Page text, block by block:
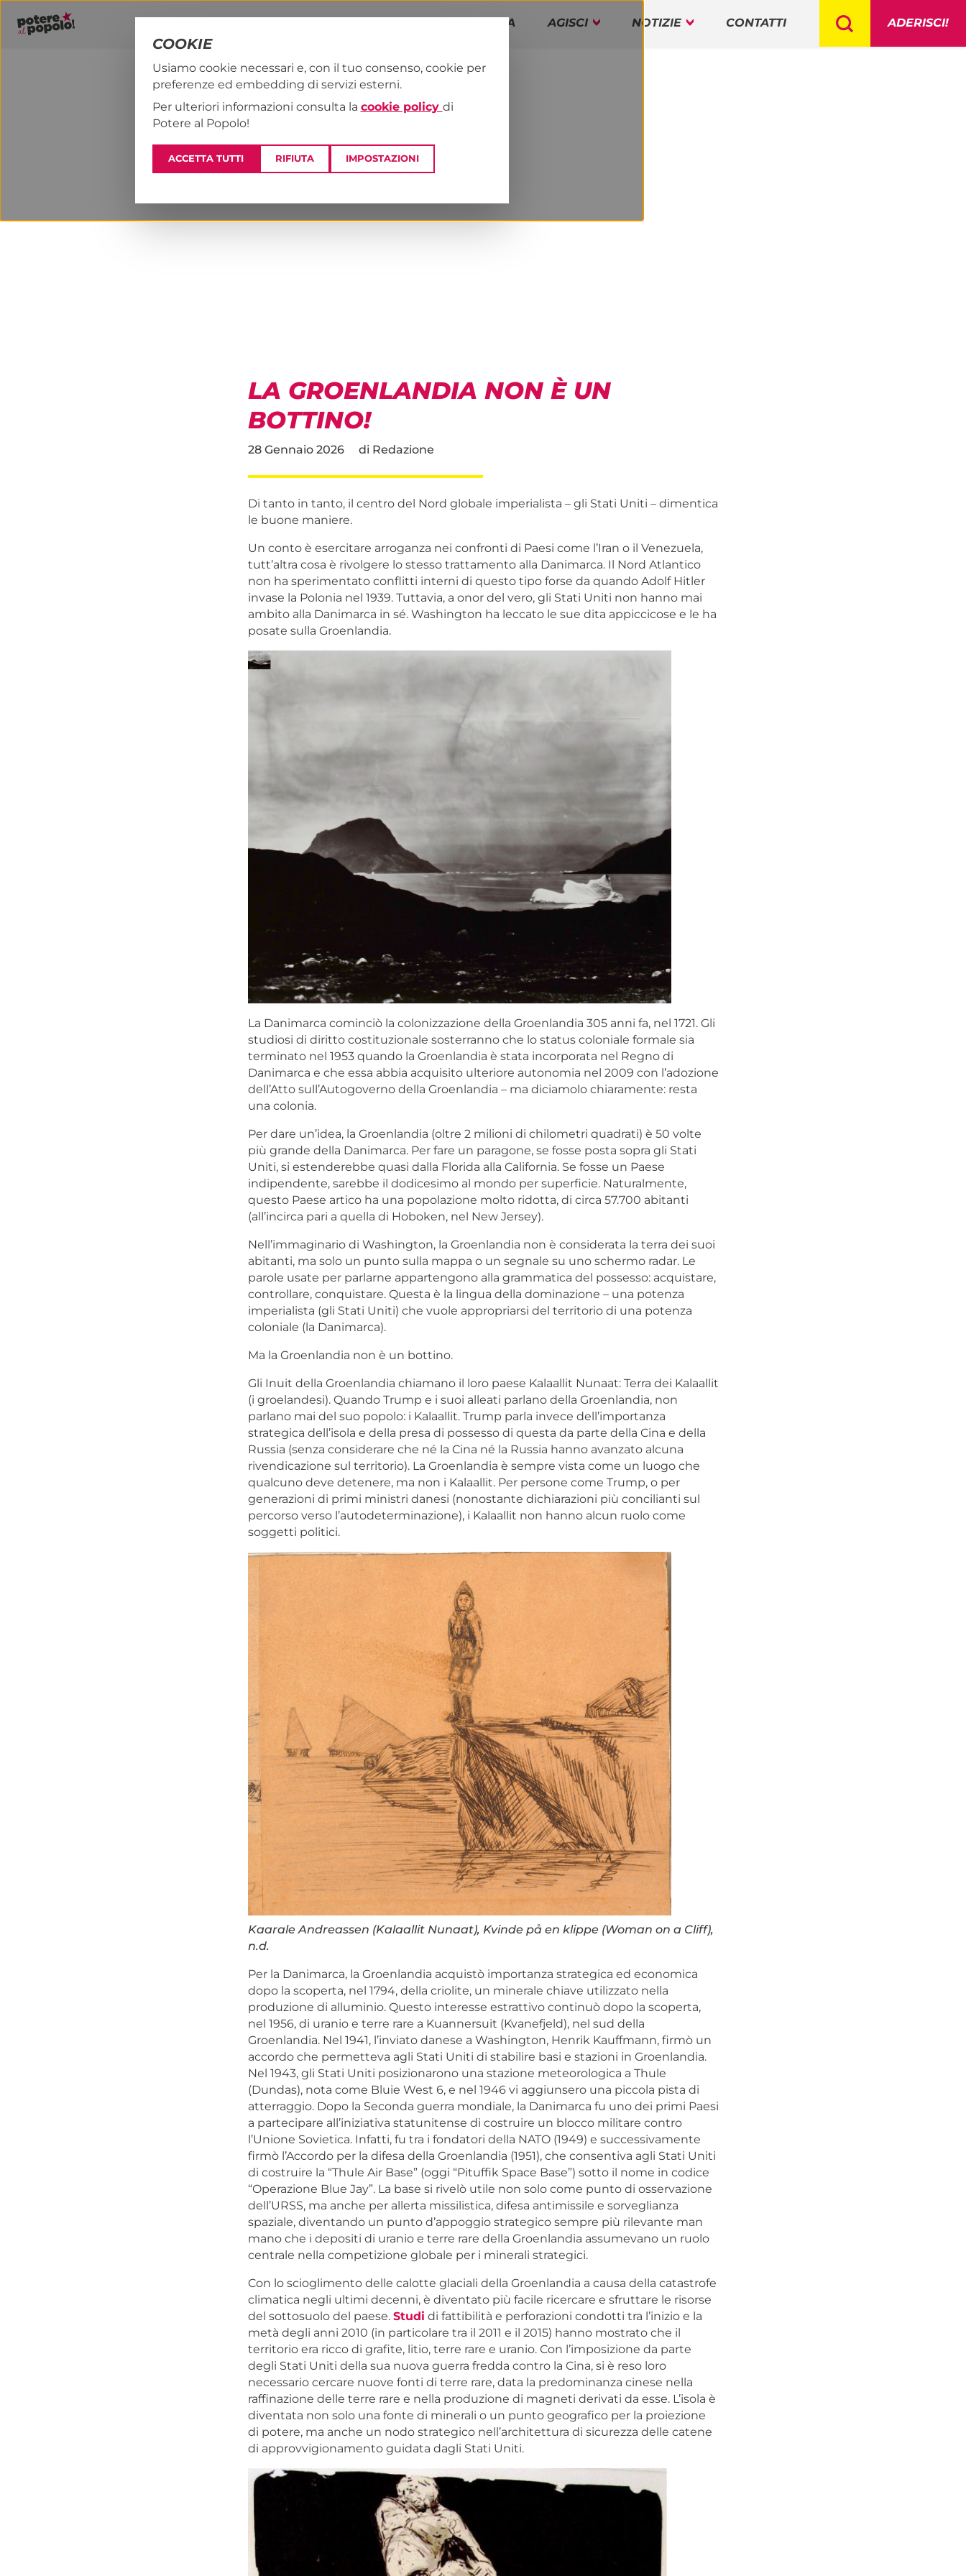
PROGRAMMA AGISCI NOTIZIE CONTATTI ADERISCI!
PAP! NOTIZIE DAI TERRITORI
LA GROENLANDIA NON È UN
BOTTINO!
28 Gennaio 2026 di Redazione
Di tanto in tanto, il centro del Nord globale imperialista – gli Stati Uniti – dimentica
le buone maniere.
Un conto è esercitare arroganza nei confronti di Paesi come l’Iran o il Venezuela,
tutt’altra cosa è rivolgere lo stesso trattamento alla Danimarca. Il Nord Atlantico
non ha sperimentato conflitti interni di questo tipo forse da quando Adolf Hitler
invase la Polonia nel 1939. Tuttavia, a onor del vero, gli Stati Uniti non hanno mai
ambito alla Danimarca in sé. Washington ha leccato le sue dita appiccicose e le ha
posate sulla Groenlandia.
La Danimarca cominciò la colonizzazione della Groenlandia 305 anni fa, nel 1721. Gli
studiosi di diritto costituzionale sosterranno che lo status coloniale formale sia
terminato nel 1953 quando la Groenlandia è stata incorporata nel Regno di
Danimarca e che essa abbia acquisito ulteriore autonomia nel 2009 con l’adozione
dell’Atto sull’Autogoverno della Groenlandia – ma diciamolo chiaramente: resta
una colonia.
Per dare un’idea, la Groenlandia (oltre 2 milioni di chilometri quadrati) è 50 volte
più grande della Danimarca. Per fare un paragone, se fosse posta sopra gli Stati
Uniti, si estenderebbe quasi dalla Florida alla California. Se fosse un Paese
indipendente, sarebbe il dodicesimo al mondo per superficie. Naturalmente,
questo Paese artico ha una popolazione molto ridotta, di circa 57.700 abitanti
(all’incirca pari a quella di Hoboken, nel New Jersey).
Nell’immaginario di Washington, la Groenlandia non è considerata la terra dei suoi
abitanti, ma solo un punto sulla mappa o un segnale su uno schermo radar. Le
parole usate per parlarne appartengono alla grammatica del possesso: acquistare,
controllare, conquistare. Questa è la lingua della dominazione – una potenza
imperialista (gli Stati Uniti) che vuole appropriarsi del territorio di una potenza
coloniale (la Danimarca).
Ma la Groenlandia non è un bottino.
Gli Inuit della Groenlandia chiamano il loro paese Kalaallit Nunaat: Terra dei Kalaallit
(i groelandesi). Quando Trump e i suoi alleati parlano della Groenlandia, non
parlano mai del suo popolo: i Kalaallit. Trump parla invece dell’importanza
strategica dell’isola e della presa di possesso di questa da parte della Cina e della
Russia (senza considerare che né la Cina né la Russia hanno avanzato alcuna
rivendicazione sul territorio). La Groenlandia è sempre vista come un luogo che
qualcuno deve detenere, ma non i Kalaallit. Per persone come Trump, o per
generazioni di primi ministri danesi (nonostante dichiarazioni più concilianti sul
percorso verso l’autodeterminazione), i Kalaallit non hanno alcun ruolo come
soggetti politici.
Kaarale Andreassen (Kalaallit Nunaat), Kvinde på en klippe (Woman on a Cliff),
n.d.
Per la Danimarca, la Groenlandia acquistò importanza strategica ed economica
dopo la scoperta, nel 1794, della criolite, un minerale chiave utilizzato nella
produzione di alluminio. Questo interesse estrattivo continuò dopo la scoperta,
nel 1956, di uranio e terre rare a Kuannersuit (Kvanefjeld), nel sud della
Groenlandia. Nel 1941, l’inviato danese a Washington, Henrik Kauffmann, firmò un
accordo che permetteva agli Stati Uniti di stabilire basi e stazioni in Groenlandia.
Nel 1943, gli Stati Uniti posizionarono una stazione meteorologica a Thule
(Dundas), nota come Bluie West 6, e nel 1946 vi aggiunsero una piccola pista di
atterraggio. Dopo la Seconda guerra mondiale, la Danimarca fu uno dei primi Paesi
a partecipare all’iniziativa statunitense di costruire un blocco militare contro
l’Unione Sovietica. Infatti, fu tra i fondatori della NATO (1949) e successivamente
firmò l’Accordo per la difesa della Groenlandia (1951), che consentiva agli Stati Uniti
di costruire la “Thule Air Base” (oggi “Pituffik Space Base”) sotto il nome in codice
“Operazione Blue Jay”. La base si rivelò utile non solo come punto di osservazione
dell’URSS, ma anche per allerta missilistica, difesa antimissile e sorveglianza
spaziale, diventando un punto d’appoggio strategico sempre più rilevante man
mano che i depositi di uranio e terre rare della Groenlandia assumevano un ruolo
centrale nella competizione globale per i minerali strategici.
Con lo scioglimento delle calotte glaciali della Groenlandia a causa della catastrofe
climatica negli ultimi decenni, è diventato più facile ricercare e sfruttare le risorse
del sottosuolo del paese. Studi di fattibilità e perforazioni condotti tra l’inizio e la
metà degli anni 2010 (in particolare tra il 2011 e il 2015) hanno mostrato che il
territorio era ricco di grafite, litio, terre rare e uranio. Con l’imposizione da parte
degli Stati Uniti della sua nuova guerra fredda contro la Cina, si è reso loro
necessario cercare nuove fonti di terre rare, data la predominanza cinese nella
raffinazione delle terre rare e nella produzione di magneti derivati da esse. L’isola è
diventata non solo una fonte di minerali o un punto geografico per la proiezione
di potere, ma anche un nodo strategico nell’architettura di sicurezza delle catene
di approvvigionamento guidata dagli Stati Uniti.
COOKIE
Usiamo cookie necessari e, con il tuo consenso, cookie per
preferenze ed embedding di servizi esterni.
Per ulteriori informazioni consulta la cookie policy di
Potere al Popolo!
ACCETTA TUTTI RIFIUTA IMPOSTAZIONI